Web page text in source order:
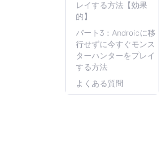
レイする方法【効果
的】
パート3：Androidに移
行せずに今すぐモンス
ターハンターをプレイ
する方法
よくある質問